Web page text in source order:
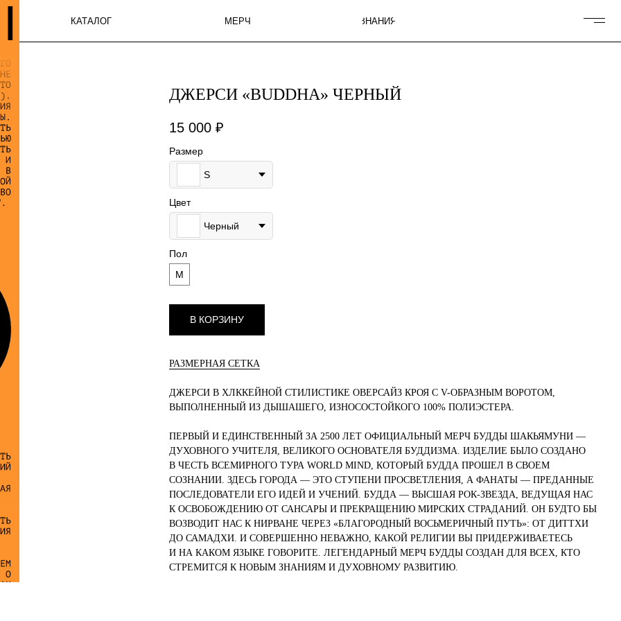
ДЖЕРСИ «BUDDHA» ЧЕРНЫЙ
15 000 ₽
Размер
S
Цвет
Черный
Пол
М
В КОРЗИНУ
РАЗМЕРНАЯ СЕТКА
ДЖЕРСИ В ХЛККЕЙНОЙ СТИЛИСТИКЕ ОВЕРСАЙЗ КРОЯ С V-ОБРАЗНЫМ ВОРОТОМ,
ВЫПОЛНЕННЫЙ ИЗ ДЫШАШЕГО, ИЗНОСОСТОЙКОГО 100% ПОЛИЭСТЕРА.
ПЕРВЫЙ И ЕДИНСТВЕННЫЙ ЗА 2500 ЛЕТ ОФИЦИАЛЬНЫЙ МЕРЧ БУДДЫ ШАКЬЯМУНИ —
ДУХОВНОГО УЧИТЕЛЯ, ВЕЛИКОГО ОСНОВАТЕЛЯ БУДДИЗМА. ИЗДЕЛИЕ БЫЛО СОЗДАНО
В ЧЕСТЬ ВСЕМИРНОГО ТУРА WORLD MIND, КОТОРЫЙ БУДДА ПРОШЕЛ В СВОЕМ
СОЗНАНИИ. ЗДЕСЬ ГОРОДА — ЭТО СТУПЕНИ ПРОСВЕТЛЕНИЯ, А ФАНАТЫ — ПРЕДАННЫЕ
ПОСЛЕДОВАТЕЛИ ЕГО ИДЕЙ И УЧЕНИЙ. БУДДА — ВЫСШАЯ РОК-ЗВЕЗДА, ВЕДУЩАЯ НАС
К ОСВОБОЖДЕНИЮ ОТ САНСАРЫ И ПРЕКРАЩЕНИЮ МИРСКИХ СТРАДАНИЙ. ОН БУДТО БЫ
ВОЗВОДИТ НАС К НИРВАНЕ ЧЕРЕЗ «БЛАГОРОДНЫЙ ВОСЬМЕРИЧНЫЙ ПУТЬ»: ОТ ДИТТХИ
ДО САМАДХИ. И СОВЕРШЕННО НЕВАЖНО, КАКОЙ РЕЛИГИИ ВЫ ПРИДЕРЖИВАЕТЕСЬ
И НА КАКОМ ЯЗЫКЕ ГОВОРИТЕ. ЛЕГЕНДАРНЫЙ МЕРЧ БУДДЫ СОЗДАН ДЛЯ ВСЕХ, КТО
СТРЕМИТСЯ К НОВЫМ ЗНАНИЯМ И ДУХОВНОМУ РАЗВИТИЮ.